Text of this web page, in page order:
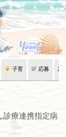
子育 応募 🏛
診療連携指定病